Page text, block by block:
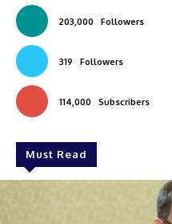
203,000 Followers
319 Followers
114,000 Subscribers
Must Read